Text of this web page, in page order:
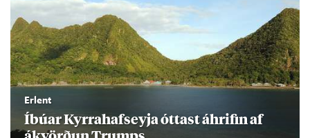
Erlent
Íbú­ar Kyrra­hafs­eyja ótt­ast áhrif­in af